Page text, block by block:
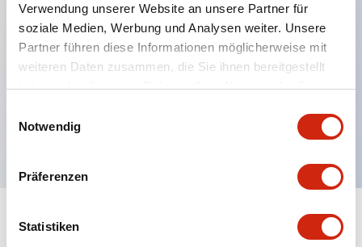
Verwendung unserer Website an unsere Partner für
soziale Medien, Werbung und Analysen weiter. Unsere
Partner führen diese Informationen möglicherweise mit
weiteren Daten zusammen, die Sie ihnen bereitgestellt
haben oder die sie im Rahmen Ihrer Nutzung der Dienste
Notwendig
Präferenzen
Statistiken
Hauptmerkmale
Mehrfachbefestigung möglich
Schutzart IP65 (IEC60529)
Dokumente und Dateien